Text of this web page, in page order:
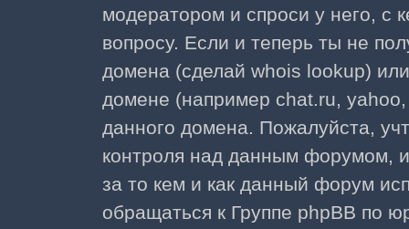
модератором и спроси у него, с
вопросу. Если и теперь ты не
домена (сделай whois lookup)
домене (например chat.ru,
данного домена. Пожалуйста,
контроля над данным форумом,
за то кем и как данный форум
обращаться к Группе phpBB по